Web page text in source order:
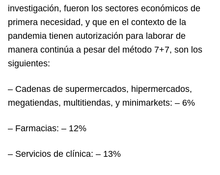
investigación, fueron los sectores económicos de
primera necesidad, y que en el contexto de la
pandemia tienen autorización para laborar de
manera continúa a pesar del método 7+7, son los
siguientes:
– Cadenas de supermercados, hipermercados,
megatiendas, multitiendas, y minimarkets: – 6%
– Farmacias: – 12%
– Servicios de clínica: – 13%